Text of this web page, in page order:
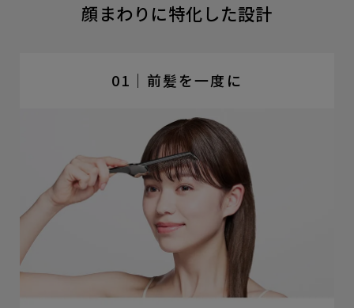
顔まわりに特化した設計
01｜前髪を一度に